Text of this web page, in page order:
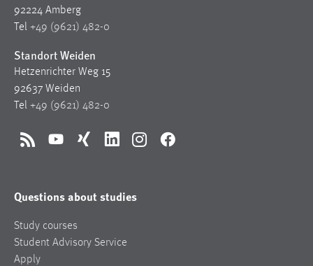
92224 Amberg
Tel +49 (9621) 482-0
Standort Weiden
Hetzenrichter Weg 15
92637 Weiden
Tel +49 (9621) 482-0
RSS YouTubeXing LinkedInInstagramFacebook
Questions about studies
Study courses
Student Advisory Service
Apply